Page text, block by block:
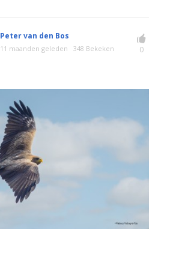
Peter van den Bos
11 maanden geleden 348 Bekeken 0